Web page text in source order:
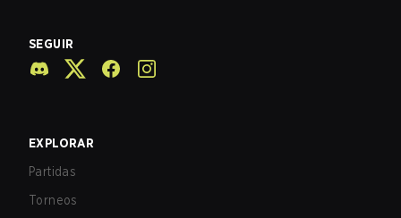
SEGUIR
EXPLORAR
Partidas
Torneos